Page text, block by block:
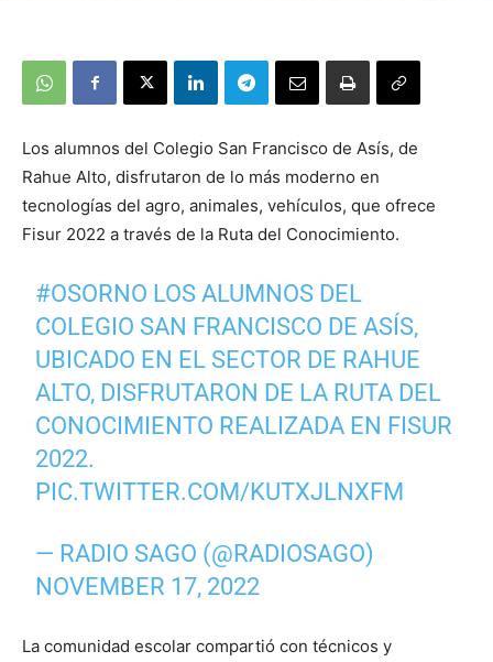
Los alumnos del Colegio San Francisco de Asís, de
Rahue Alto, disfrutaron de lo más moderno en
tecnologías del agro, animales, vehículos, que ofrece
Fisur 2022 a través de la Ruta del Conocimiento.
#OSORNO LOS ALUMNOS DEL
COLEGIO SAN FRANCISCO DE ASÍS,
UBICADO EN EL SECTOR DE RAHUE
ALTO, DISFRUTARON DE LA RUTA DEL
CONOCIMIENTO REALIZADA EN FISUR
2022.
PIC.TWITTER.COM/KUTXJLNXFM
— RADIO SAGO (@RADIOSAGO)
NOVEMBER 17, 2022
La comunidad escolar compartió con técnicos y